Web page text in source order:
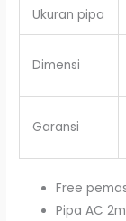
Ukuran pipa
Dimensi
Garansi
Free
Pipa AC